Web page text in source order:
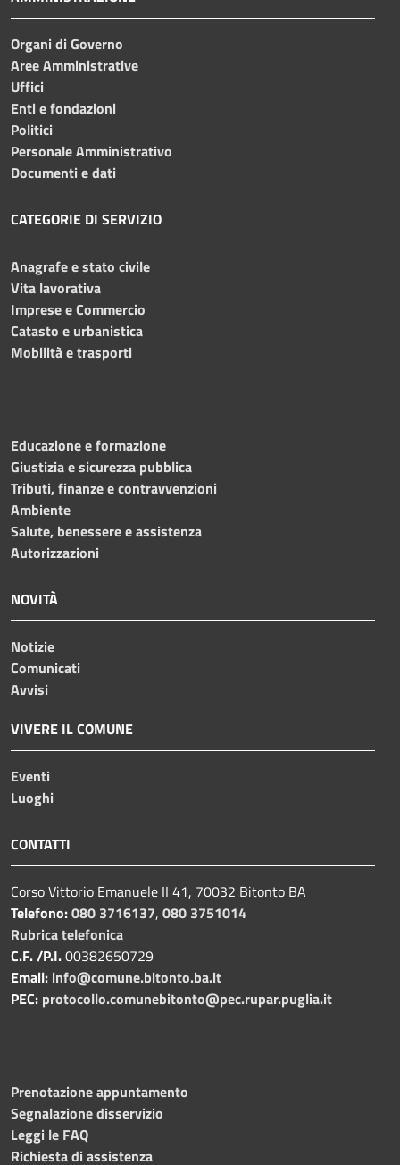
Organi di Governo
Aree Amministrative
Uffici
Enti e fondazioni
Politici
Personale Amministrativo
Documenti e dati
CATEGORIE DI SERVIZIO
Anagrafe e stato civile
Vita lavorativa
Imprese e Commercio
Catasto e urbanistica
Mobilità e trasporti
Educazione e formazione
Giustizia e sicurezza pubblica
Tributi, finanze e contravvenzioni
Ambiente
Salute, benessere e assistenza
Autorizzazioni
NOVITÀ
Notizie
Comunicati
Avvisi
VIVERE IL COMUNE
Eventi
Luoghi
CONTATTI
Corso Vittorio Emanuele II 41, 70032 Bitonto BA
Telefono:080 3716137, 080 3751014
Rubrica telefonica
C.F. /P.I.00382650729
Email: info@comune.bitonto.ba.it
PEC: protocollo.comunebitonto@pec.rupar.puglia.it
Prenotazione appuntamento
Segnalazione disservizio
Leggi le FAQ
Richiesta di assistenza